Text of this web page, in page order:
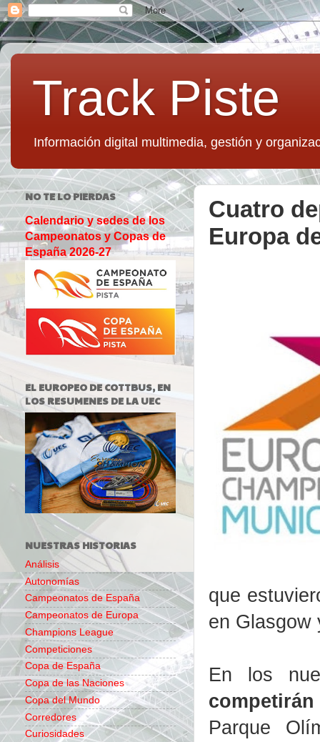
Track Piste
Información digital multimedia, gestión y
Cuatro
Europa
que
en Glasgow
En los
Parque
NO TE LO PIERDAS
Calendario y sedes de los
Campeonatos y Copas de
España 2026-27
EL EUROPEO DE COTTBUS, EN
LOS RESUMENES DE LA UEC
NUESTRAS HISTORIAS
Análisis
Autonomías
Campeonatos de España
Campeonatos de Europa
Champions League
Competiciones
Copa de España
Copa de las Naciones
Copa del Mundo
Corredores
Curiosidades